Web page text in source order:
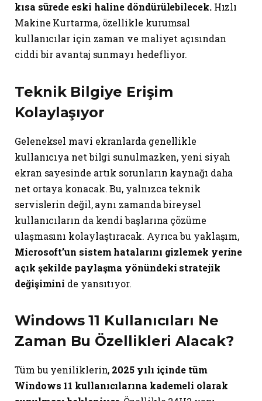
kısa sürede eski haline döndürülebilecek.Hızlı
Makine Kurtarma, özellikle kurumsal
kullanıcılar için zaman ve maliyet açısından
ciddi bir avantaj sunmayı hedefliyor.
Teknik Bilgiye Erişim
Kolaylaşıyor
Geleneksel mavi ekranlarda genellikle
kullanıcıya net bilgi sunulmazken, yeni siyah
ekran sayesinde artık sorunların kaynağı daha
net ortaya konacak. Bu, yalnızca teknik
servislerin değil, aynı zamanda bireysel
kullanıcıların da kendi başlarına çözüme
ulaşmasını kolaylaştıracak. Ayrıca bu yaklaşım,
Microsoft’un sistem hatalarını gizlemek yerine
açık şekilde paylaşma yönündeki stratejik
değişimini de yansıtıyor.
Windows 11 Kullanıcıları Ne
Zaman Bu Özellikleri Alacak?
Tüm bu yeniliklerin, 2025 yılı içinde tüm
Windows 11 kullanıcılarına kademeli olarak